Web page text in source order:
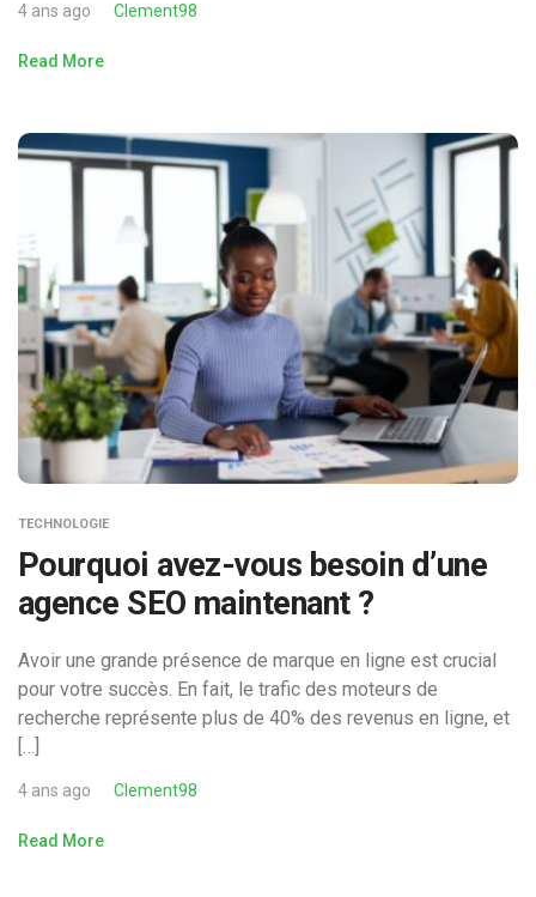
4 ans ago Clement98
Read More
TECHNOLOGIE
Pourquoi avez-vous besoin d’une
agence SEO maintenant ?
Avoir une grande présence de marque en ligne est crucial
pour votre succès. En fait, le trafic des moteurs de
recherche représente plus de 40% des revenus en ligne, et
[…]
4 ans ago Clement98
Read More